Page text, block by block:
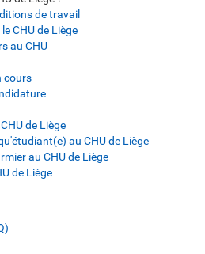
de travail
CHU de Liège
au CHU
cours
de Liège
au CHU de Liège
au CHU de Liège
de Liège